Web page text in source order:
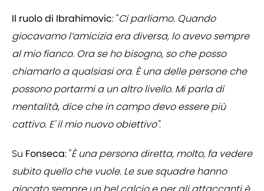
Il ruolo di Ibrahimovic: "Ci parliamo. Quando
giocavamo l’amicizia era diversa, lo avevo sempre
al mio fianco. Ora se ho bisogno, so che posso
chiamarlo a qualsiasi ora. È una delle persone che
possono portarmi a un altro livello. Mi parla di
mentalità, dice che in campo devo essere più
cattivo. E' il mio nuovo obiettivo".
Su Fonseca: "È una persona diretta, molto, fa vedere
subito quello che vuole. Le sue squadre hanno